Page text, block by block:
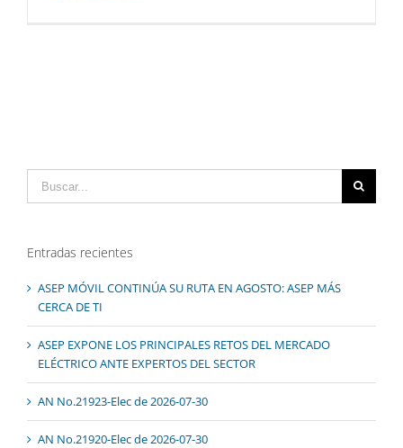
Entradas recientes
ASEP MÓVIL CONTINÚA SU RUTA EN AGOSTO: ASEP MÁS
CERCA DE TI
ASEP EXPONE LOS PRINCIPALES RETOS DEL MERCADO
ELÉCTRICO ANTE EXPERTOS DEL SECTOR
AN No.21923-Elec de 2026-07-30
AN No.21920-Elec de 2026-07-30